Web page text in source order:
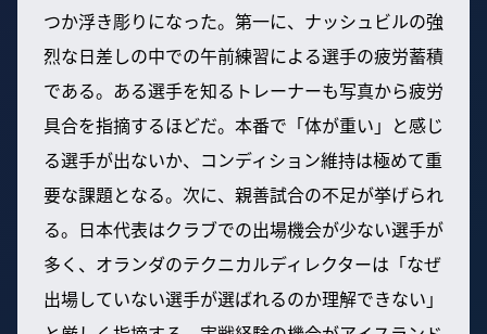
つか浮き彫りになった。第一に、ナッシュビルの強
烈な日差しの中での午前練習による選手の疲労蓄積
である。ある選手を知るトレーナーも写真から疲労
具合を指摘するほどだ。本番で「体が重い」と感じ
る選手が出ないか、コンディション維持は極めて重
要な課題となる。次に、親善試合の不足が挙げられ
る。日本代表はクラブでの出場機会が少ない選手が
多く、オランダのテクニカルディレクターは「なぜ
出場していない選手が選ばれるのか理解できない」